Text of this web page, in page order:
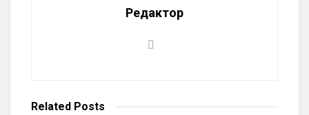
Редактор
Related Posts